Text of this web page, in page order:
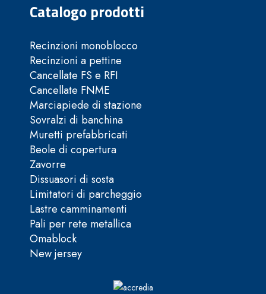
Catalogo prodotti
Recinzioni monoblocco
Recinzioni a pettine
Cancellate FS e RFI
Cancellate FNME
Marciapiede di stazione
Sovralzi di banchina
Muretti prefabbricati
Beole di copertura
Zavorre
Dissuasori di sosta
Limitatori di parcheggio
Lastre camminamenti
Pali per rete metallica
Omablock
New jersey